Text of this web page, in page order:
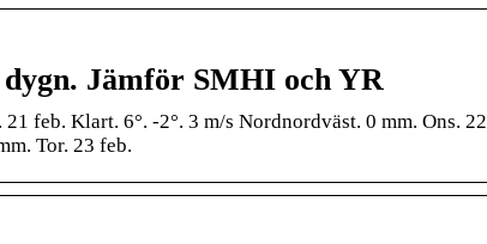
Jämför SMHI och YR
feb. Klart. 6°. -2°. 3 m/s Nordnordväst. 0 mm. Ons. 22
Tor. 23 feb.